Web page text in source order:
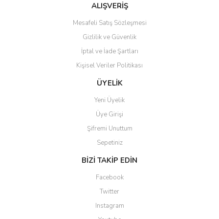
Bu ürüne benzer farklı alternatifler olmalı.
Gönder
ALIŞVERİŞ
Mesafeli Satış Sözleşmesi
Gizlilik ve Güvenlik
İptal ve İade Şartları
Kişisel Veriler Politikası
ÜYELİK
Yeni Üyelik
Üye Girişi
Şifremi Unuttum
Sepetiniz
BİZİ TAKİP EDİN
Facebook
Twitter
Instagram